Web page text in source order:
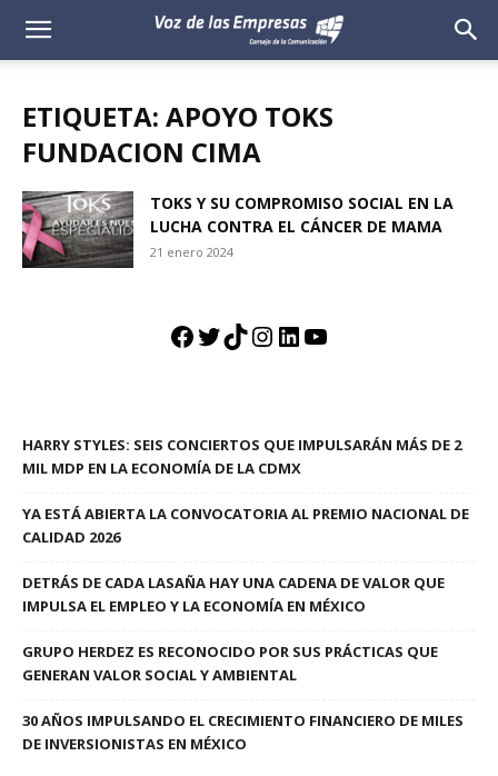
Voz
Empresas
ETIQUETA: APOYO TOKS
FUNDACION CIMA
TOKS Y SU COMPROMISO SOCIAL EN LA
LUCHA CONTRA EL CÁNCER DE MAMA
21 enero 2024
Facebook
Twitter
TikTok
Instagram
LinkedIn
YouTube
HARRY STYLES: SEIS CONCIERTOS QUE IMPULSARÁN MÁS DE 2
MIL MDP EN LA ECONOMÍA DE LA CDMX
YA ESTÁ ABIERTA LA CONVOCATORIA AL PREMIO NACIONAL DE
CALIDAD 2026
DETRÁS DE CADA LASAÑA HAY UNA CADENA DE VALOR QUE
IMPULSA EL EMPLEO Y LA ECONOMÍA EN MÉXICO
GRUPO HERDEZ ES RECONOCIDO POR SUS PRÁCTICAS QUE
GENERAN VALOR SOCIAL Y AMBIENTAL
30 AÑOS IMPULSANDO EL CRECIMIENTO FINANCIERO DE MILES
DE INVERSIONISTAS EN MÉXICO